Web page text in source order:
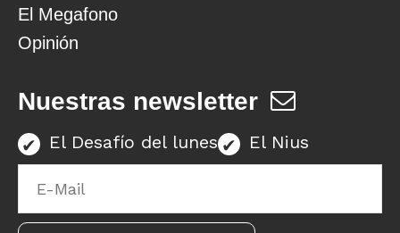
El Megafono
Opinión
Nuestras newsletter
El Desafío del lunes El Nius